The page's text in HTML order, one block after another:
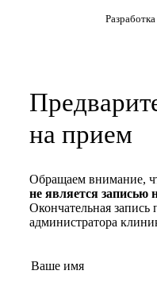
на прием
Обращаем внимание,
не является записью
Окончательная запись
администратора